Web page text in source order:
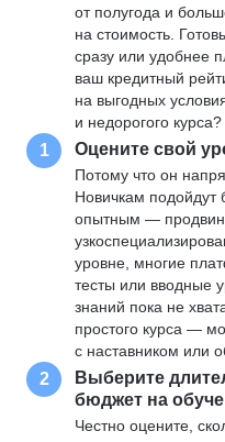
от полугода и
на стоимость.
сразу или удобнее
ваш кредитный
на выгодных
и недорогого курса?
1 Оцените свой
Потому что он
Новичкам
опытным —
уровне, многие
тесты или вводные
знаний пока не
простого курса —
с наставником или
2
Выберите
бюджет на
Честно оцените,